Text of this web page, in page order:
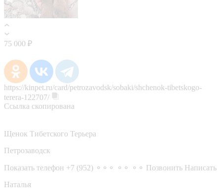
75 000 ₽
https://kinpet.ru/card/petrozavodsk/sobaki/shchenok-tibetskogo-
terera-122707/
Ссылка скопирована
Щенок Тибетского Терьера
Петрозаводск
Показать телефон +7 (952) ⚬⚬⚬ ⚬⚬ ⚬⚬ Позвонить Написать
Наталья